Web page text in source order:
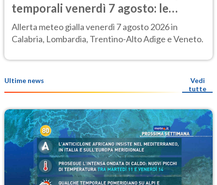
temporali venerdì 7 agosto: le
regioni colpite
Allerta meteo gialla venerdì 7 agosto 2026 in
Calabria, Lombardia, Trentino-Alto Adige e Veneto.
Ultime news
Vedi
tutte